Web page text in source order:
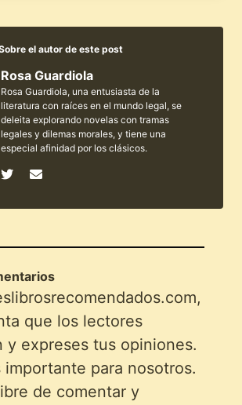
el autor de este post
Rosa Guardiola
Rosa Guardiola, una entusiasta de la
literatura con raíces en el mundo legal, se
deleita explorando novelas con tramas
legales y dilemas morales, y tiene una
especial afinidad por los clásicos.
que los lectores
y expreses tus opiniones.
importante para nosotros.
de comentar y